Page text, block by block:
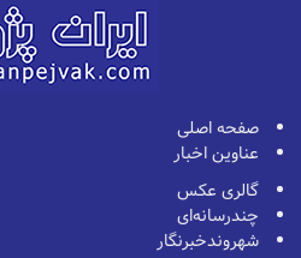
صفحه اصلی
عناوین اخبار
گالری عکس
چندرسانه‌ای
شهروندخبرنگار